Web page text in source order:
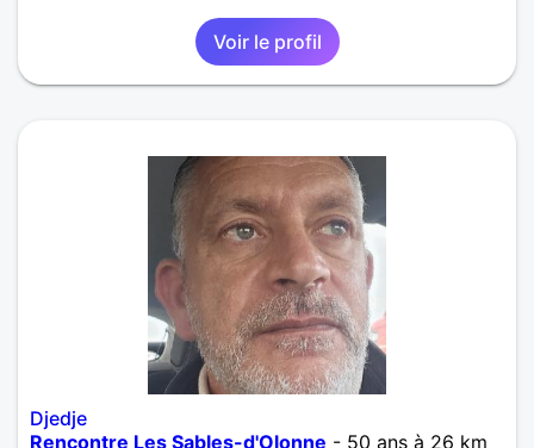
c'est profiter des petites choses un film sous un
plaid ou une sortie spontanée et refaire le monde
ensemble. Si le feeling passe, qui sait ? Au pire, on
Rencontre homme Les Sables-d'Olonne
Pays de la Loire
Voir le profil
Djedje
Rencontre Les Sables-d'Olonne - 50 ans à 26 km